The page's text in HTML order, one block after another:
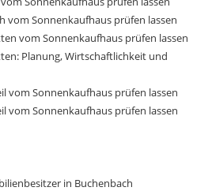
vom Sonnenkaufhaus prüfen lassen
vom Sonnenkaufhaus prüfen lassen
Planung, Wirtschaftlichkeit und
vom Sonnenkaufhaus prüfen lassen
vom Sonnenkaufhaus prüfen lassen
in Buchenbach